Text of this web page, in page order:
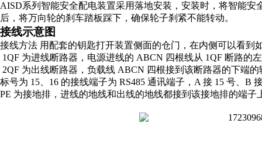
AISD系列智能安全配电装置采用落地安装，安装时，将智能
后，将万向轮的刹车踏板踩下，确保轮子刹紧不能转动。
接线示意图
接线方法 用配套的钥匙打开装置侧面的仓门，在内侧可以看到
1QF 为进线断路器，电源进线的 ABCN 四根线从 1QF 断路的
2QF 为出线断路器，负载线 ABCN 四根接到该断路器的下端
标号为 15、16 的接线端子为 RS485 通讯端子，A 接 15 号、B
PE 为接地排，进线的地线和出线的地线都接到该接地排的端子